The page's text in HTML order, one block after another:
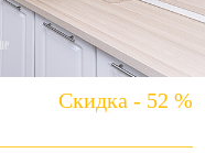
Скидка - 52 %